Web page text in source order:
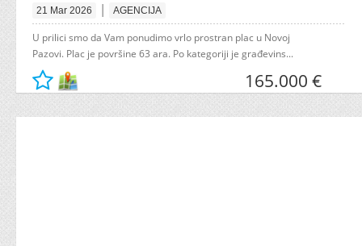
21 Mar 2026 | AGENCIJA
U prilici smo da Vam ponudimo vrlo prostran plac u Novoj
Pazovi. Plac je površine 63 ara. Po kategoriji je građevins...
165.000 €